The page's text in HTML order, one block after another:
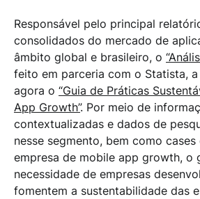
Responsável pelo principal
consolidados do mercado de
âmbito global e brasileiro, o
feito em parceria com o Statista, a
agora o “Guia de Práticas
App Growth”. Por meio de
contextualizadas e dados de
nesse segmento, bem como
empresa de mobile app growth, o
necessidade de empresas
fomentem a sustentabilidade das